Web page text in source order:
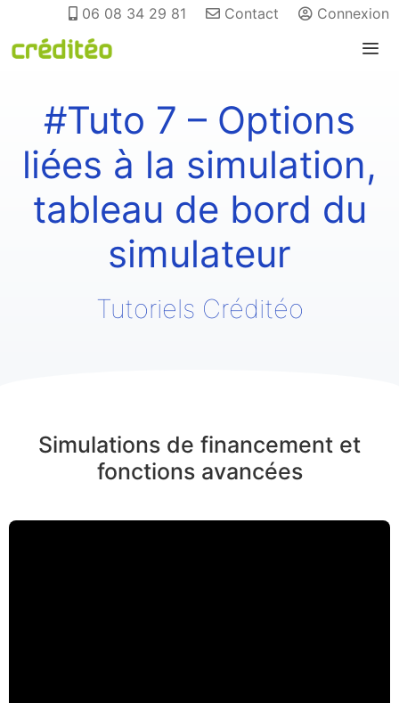
06 08 34 29 81 Contact Connexion
#Tuto 7 – Options
liées à la simulation,
tableau de bord du
simulateur
Tutoriels Créditéo
Simulations de financement et
fonctions avancées